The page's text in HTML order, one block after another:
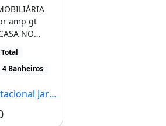
amp gt
NO
DA
4 Banheiros
Botânico, Brasília - DF